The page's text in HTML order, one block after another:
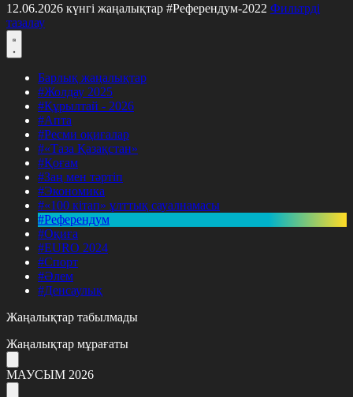
12.06.2026 күнгі жаңалықтар #Референдум-2022 Фильтрді
тазалау
Барлық жаңалықтар
#Жолдау 2025
#Құрылтай - 2026
#Апта
#Ресми оқиғалар
#«Таза Қазақстан»
#Қоғам
#Заң мен тәртіп
#Экономика
#«100 кітап» ұлттық сауалнамасы
#Референдум
#Оқиға
#EURO 2024
#Спорт
#Әлем
#Денсаулық
Жаңалықтар табылмады
Жаңалықтар мұрағаты
МАУСЫМ 2026